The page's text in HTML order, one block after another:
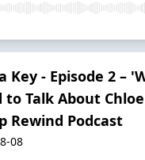
Key - Episode 2 –
to Talk About
Rewind Podcast
08